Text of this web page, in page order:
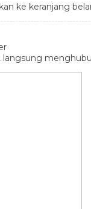
ke keranjang
langsung